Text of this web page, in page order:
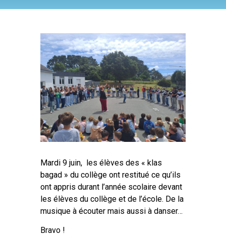
Mardi 9 juin, les élèves des « klas
bagad » du collège ont restitué ce qu’ils
ont appris durant l’année scolaire devant
les élèves du collège et de l’école. De la
musique à écouter mais aussi à danser…
Bravo !